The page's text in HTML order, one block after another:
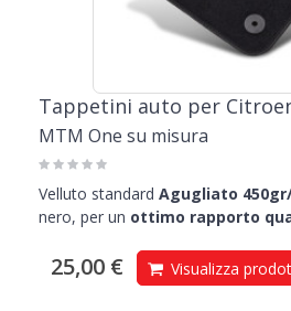
Tappetini auto per
MTM One su misura
Velluto standard Agugliato
nero, per un ottimo rapporto
25,00 € Visualizza